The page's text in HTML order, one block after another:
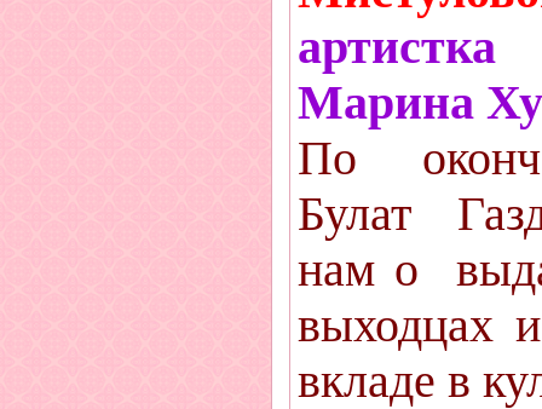
Марина
По
Булат
нам о
выходцах
вкладе в